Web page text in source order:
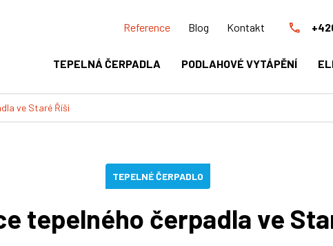
Reference Blog Kontakt
TEPELNÁ ČERPADLA PODLAHOVÉ VYTÁPĚNÍ
ve Staré Říši
TEPELNÉ ČERPADLO
tepelného čerpadla ve